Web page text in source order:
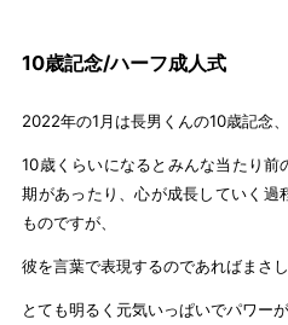
10歳記念/ハーフ成人式
2022年の1月は長男くんの10歳記念
10歳くらいになるとみんな当たり
期があったり、心が成長していく過
ものですが、
彼を言葉で表現するのであればまさ
とても明るく元気いっぱいでパワーが